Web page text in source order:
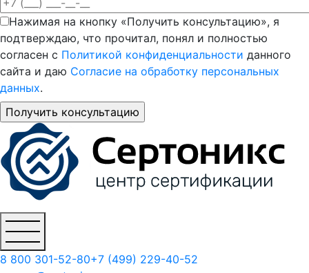
Нажимая на кнопку «Получить консультацию», я
подтверждаю, что прочитал, понял и полностью
согласен с Политикой конфиденциальности данного
сайта и даю Согласие на обработку персональных
данных.
8 800 301-52-80+7 (499) 229-40-52